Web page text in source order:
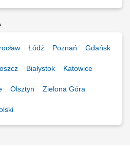
Łódź Poznań Gdańsk
Białystok Katowice
Olsztyn Zielona Góra